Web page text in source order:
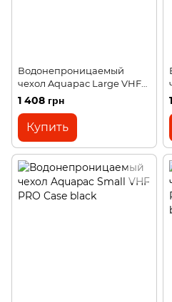
Водонепроницаемый
чехол Aquapac Large VHF
Classic Case grey
1 408 грн
Купить